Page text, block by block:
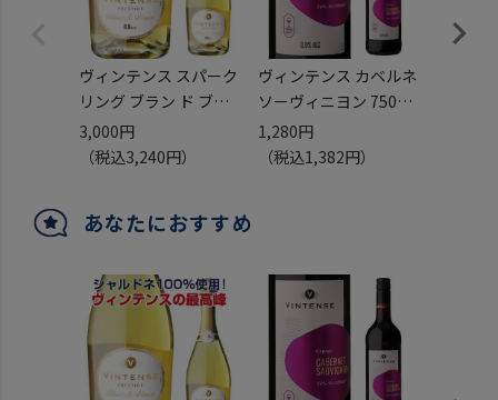
ヴィンテンス スパーク
リング ブラン ド ブラ
ン 750ml
アルコール0.0％ ノン
コールフリー ノンアル
3,000円
（税込3,240円）
ヴィンテンス カベルネ
ソーヴィニヨン 750ml
アルコールフリー 赤
ノンアルコールワイン
1,280円
（税込1,382円）
あなたにおすすめ